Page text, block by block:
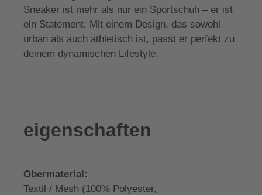
Sneaker ist mehr als nur ein Sportschuh – er ist
ein Statement. Mit einem Design, das sowohl
urban als auch athletisch ist, passt er perfekt zu
deinem dynamischen Lifestyle.
eigenschaften
Obermaterial:
Textil / Mesh (100% Polyester,